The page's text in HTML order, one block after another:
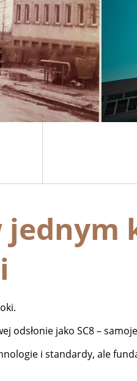
odsłonie jako SC8 –
i standardy, ale